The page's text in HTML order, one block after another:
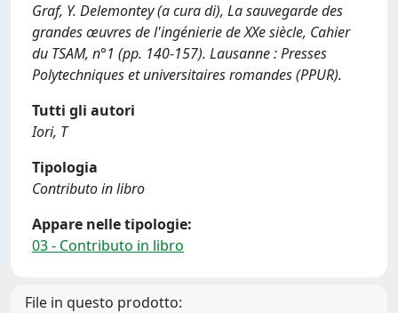
Graf, Y. Delemontey (a cura di), La sauvegarde des
grandes œuvres de l'ingénierie de XXe siècle, Cahier
du TSAM, n°1 (pp. 140-157). Lausanne : Presses
Polytechniques et universitaires romandes (PPUR).
Tutti gli autori
Iori, T
Tipologia
Contributo in libro
Appare nelle tipologie:
03 - Contributo in libro
File in questo prodotto: